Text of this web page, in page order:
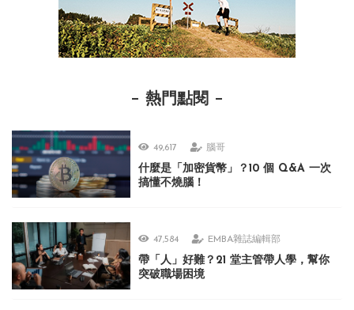
熱門點閱
49,617 腦哥
什麼是「加密貨幣」？10 個 Q&A 一次
搞懂不燒腦！
47,584 EMBA雜誌編輯部
帶「人」好難？21 堂主管帶人學，幫你
突破職場困境